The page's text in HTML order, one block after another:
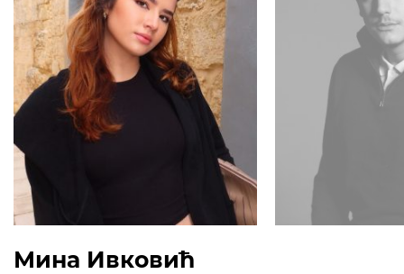
Мина Ивковић